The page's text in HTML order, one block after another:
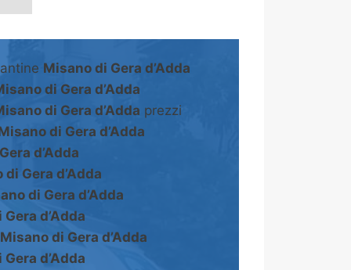
Misano di Gera d’Adda
di Gera d’Adda
di Gera d’Adda prezzi
di Gera d’Adda
d’Adda
Gera d’Adda
di Gera d’Adda
d’Adda
Misano di Gera d’Adda
d’Adda